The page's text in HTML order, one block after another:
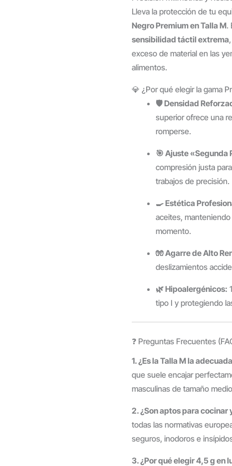
Lleva la protección de tu
Negro Premium en Talla M.
sensibilidad táctil extrema
exceso de material en las
alimentos.
💎 ¿Por qué elegir la gama
🛡️ Densidad
superior ofrece una
romperse.
🎯 Ajuste «Segunda
compresión justa
trabajos de precisión.
🍳 Estética
aceites,
momento.
🧤 Agarre de Alto
deslizamientos
🌿 Hipoalergénicos:
tipo I y protegiendo
❓ Preguntas Frecuentes
1. ¿Es la Talla M la
que suele encajar
masculinas de tamaño
2. ¿Son aptos para cocinar
todas las normativas
seguros, inodoros e
3. ¿Por qué elegir 4,5 g en